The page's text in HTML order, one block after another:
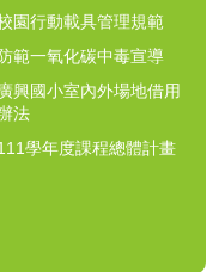
園行動載具管理規範
範一氧化碳中毒宣導
廣興國小室內外場地借用
法
學年度課程總體計畫